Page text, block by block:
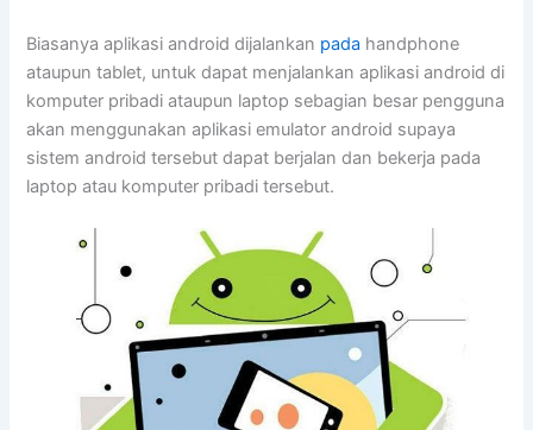
Biasanya aplikasi android dijalankan pada handphone
ataupun tablet, untuk dapat menjalankan aplikasi android di
komputer pribadi ataupun laptop sebagian besar pengguna
akan menggunakan aplikasi emulator android supaya
sistem android tersebut dapat berjalan dan bekerja pada
laptop atau komputer pribadi tersebut.